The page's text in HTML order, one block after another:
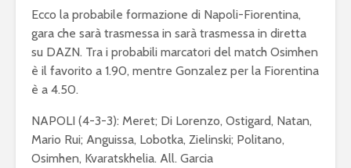
Ecco la probabile formazione di Napoli-Fiorentina,
gara che sarà trasmessa in sarà trasmessa in diretta
su DAZN. Tra i probabili marcatori del match Osimhen
è il favorito a 1.90, mentre Gonzalez per la Fiorentina
è a 4.50.
NAPOLI (4-3-3): Meret; Di Lorenzo, Ostigard, Natan,
Mario Rui; Anguissa, Lobotka, Zielinski; Politano,
Osimhen, Kvaratskhelia. All. Garcia